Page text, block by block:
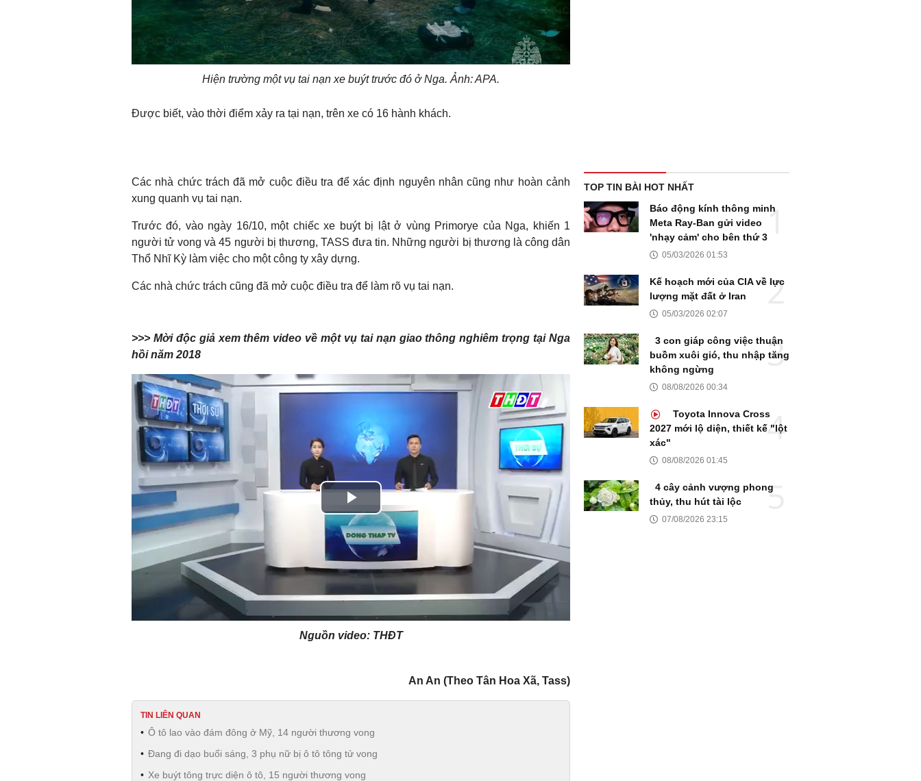
Hiện trường một vụ tai nạn xe buýt trước đó ở Nga. Ảnh: APA.
Được biết, vào thời điểm xảy ra tại nạn, trên xe có 16 hành khách.
Các nhà chức trách đã mở cuộc điều tra để xác định nguyên nhân cũng như hoàn cảnh
xung quanh vụ tai nạn.
Trước đó, vào ngày 16/10, một chiếc xe buýt bị lật ở vùng Primorye của Nga, khiến 1
người tử vong và 45 người bị thương, TASS đưa tin. Những người bị thương là công dân
Thổ Nhĩ Kỳ làm việc cho một công ty xây dựng.
Các nhà chức trách cũng đã mở cuộc điều tra để làm rõ vụ tai nạn.
>>> Mời độc giả xem thêm video về một vụ tai nạn giao thông nghiêm trọng tại Nga
hồi năm 2018
Play
Video
Nguồn video: THĐT
An An (Theo Tân Hoa Xã, Tass)
TIN LIÊN QUAN
Ô tô lao vào đám đông ở Mỹ, 14 người thương vong
Đang đi dạo buổi sáng, 3 phụ nữ bị ô tô tông tử vong
Xe buýt tông trực diện ô tô, 15 người thương vong
TOP TIN BÀI HOT NHẤT
Báo động kính thông minh
Meta Ray-Ban gửi video
'nhạy cảm' cho bên thứ 3
05/03/2026 01:53
Kế hoạch mới của CIA về lực
lượng mặt đất ở Iran
05/03/2026 02:07
3 con giáp công việc thuận
buồm xuôi gió, thu nhập tăng
không ngừng
08/08/2026 00:34
Toyota Innova Cross
2027 mới lộ diện, thiết kế "lột
xác"
08/08/2026 01:45
4 cây cảnh vượng phong
thủy, thu hút tài lộc
07/08/2026 23:15